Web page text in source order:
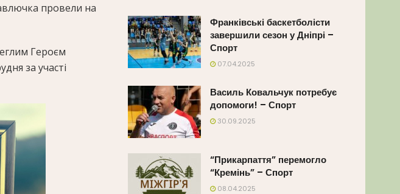
провели на
Героєм
за участі
Франківські баскетболісти
завершили сезон у Дніпрі –
Спорт
07.04.2025
Василь Ковальчук потребує
допомоги! – Спорт
30.09.2025
“Прикарпаття” перемогло
“Кремінь” – Спорт
08.04.2025